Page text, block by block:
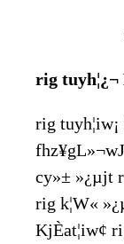
rig tuyh¦¿¬
rig
cy»± »¿µjt
rig k¦W«
KjÈat¦iw¢